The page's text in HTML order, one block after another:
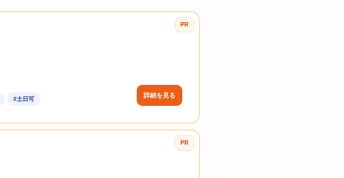
PR
#土日可 詳細を見る
PR